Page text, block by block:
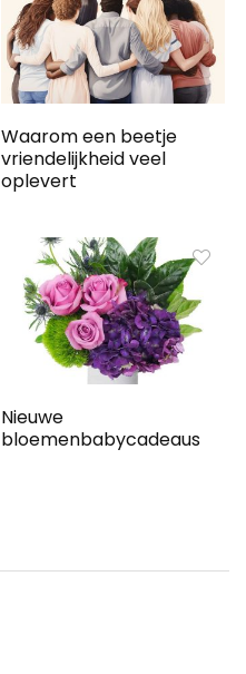
Waarom een ​​beetje
vriendelijkheid veel
oplevert
Nieuwe
bloemenbabycadeaus